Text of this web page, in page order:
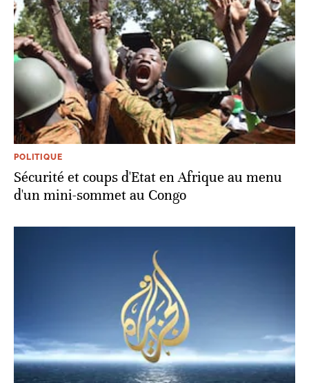
POLITIQUE
Sécurité et coups d'Etat en Afrique au menu
d'un mini-sommet au Congo